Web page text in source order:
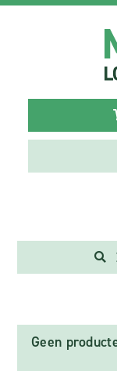
Geen